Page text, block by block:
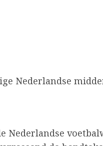
Nederlandse
Nederlandse